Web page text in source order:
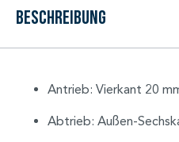
Beschreibung
Antrieb: Vierkant 20
Abtrieb: Außen-